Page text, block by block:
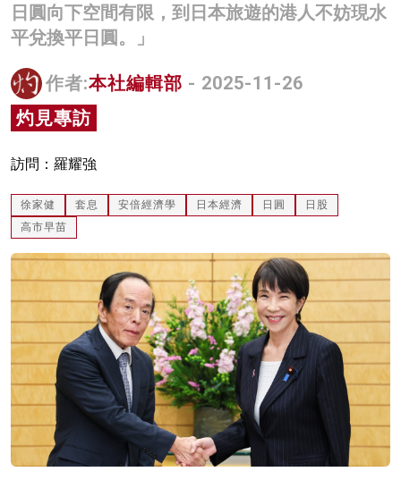
名家榜
關於我們
日圓向下空間有限，到日本旅遊的港人不妨現水
平兌換平日圓。」
作者:本社編輯部 - 2025-11-26
灼見專訪
訪問：羅耀強
徐家健 套息 安倍經濟學 日本經濟 日圓
日股
高市早苗